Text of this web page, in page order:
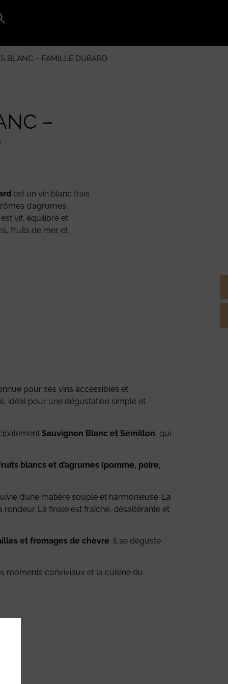
BLANC – FAMILLE DUBARD
–
est un vin blanc frais
d’agrumes,
vif, équilibré et
fruits de mer et
pour ses vins accessibles et
idéal pour une dégustation simple et
Sauvignon Blanc et Sémillon, qui
blancs et d’agrumes (pomme, poire,
d’une matière souple et harmonieuse. La
La finale est fraîche, désaltérante et
et fromages de chèvre. Il se déguste
moments conviviaux et la cuisine du